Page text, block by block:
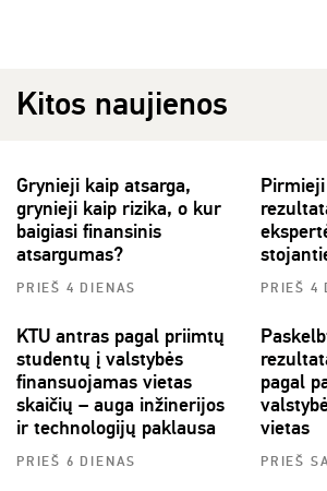
Kitos naujienos
Grynieji kaip atsarga,
grynieji kaip rizika, o kur
baigiasi finansinis
atsargumas?
PRIEŠ 4 DIENAS PRIEŠ 4
KTU antras pagal priimtų
studentų į valstybės
finansuojamas vietas
skaičių – auga inžinerijos
ir technologijų paklausa
PRIEŠ 6 DIENAS
pagal
vietas
PRIEŠ